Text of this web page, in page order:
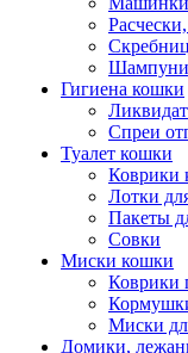
Гигиена кошки
Спреи
Туалет кошки
Коврики
Лотки
Пакеты
Совки
Миски кошки
Коврики
Миски
Домики,